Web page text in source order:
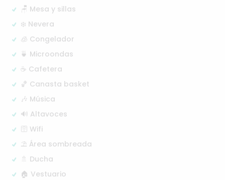
🪑 Mesa y sillas
❄️ Nevera
🧊 Congelador
🍵 Microondas
☕ Cafetera
🏀 Canasta basket
🎶 Música
🔊 Altavoces
🛜 Wifi
⛱️ Área sombreada
🚿 Ducha
🏠 Vestuario